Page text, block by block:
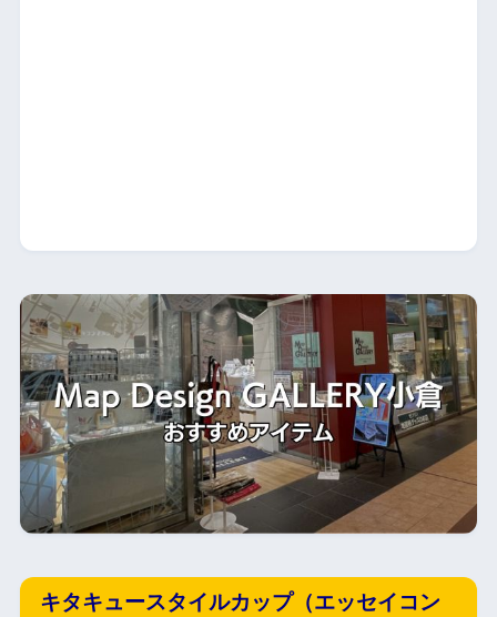
キタキュースタイルカップ（エッセイコン